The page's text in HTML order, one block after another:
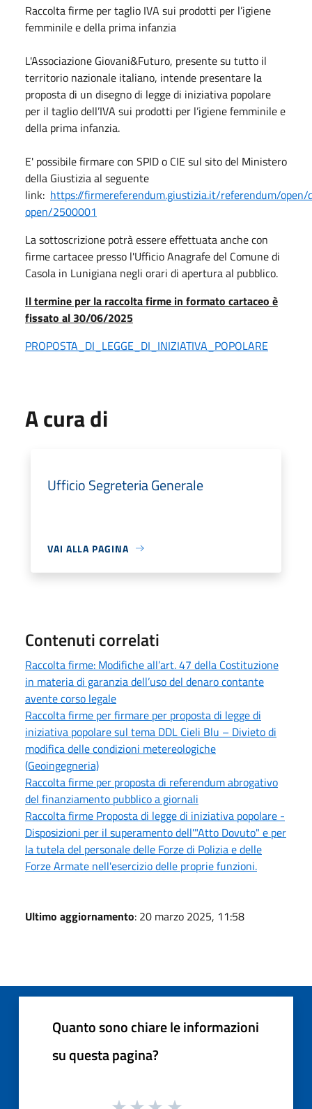
Raccolta firme per taglio IVA sui prodotti per l’igiene
femminile e della prima infanzia
L'Associazione Giovani&Futuro, presente su tutto il
territorio nazionale italiano, intende presentare la
proposta di un disegno di legge di iniziativa popolare
per il taglio dell’IVA sui prodotti per l’igiene femminile e
della prima infanzia.
E' possibile firmare con SPID o CIE sul sito del Ministero
della Giustizia al seguente
link: https://firmereferendum.giustizia.it/referendum/
open/2500001
La sottoscrizione potrà essere effettuata anche con
firme cartacee presso l'Ufficio Anagrafe del Comune di
Casola in Lunigiana negli orari di apertura al pubblico.
Il termine per la raccolta firme in formato cartaceo è
fissato al 30/06/2025
PROPOSTA_DI_LEGGE_DI_INIZIATIVA_POPOLARE
A cura di
Ufficio Segreteria Generale
VAI ALLA PAGINA
Contenuti correlati
Raccolta firme: Modifiche all’art. 47 della Costituzione
in materia di garanzia dell’uso del denaro contante
avente corso legale
Raccolta firme per firmare per proposta di legge di
iniziativa popolare sul tema DDL Cieli Blu – Divieto di
modifica delle condizioni metereologiche
(Geoingegneria)
Raccolta firme per proposta di referendum abrogativo
del finanziamento pubblico a giornali
Raccolta firme Proposta di legge di iniziativa popolare -
Disposizioni per il superamento dell'"Atto Dovuto" e per
la tutela del personale delle Forze di Polizia e delle
Forze Armate nell'esercizio delle proprie funzioni.
Ultimo aggiornamento: 20 marzo 2025, 11:58
Quanto sono chiare le informazioni
su questa pagina?